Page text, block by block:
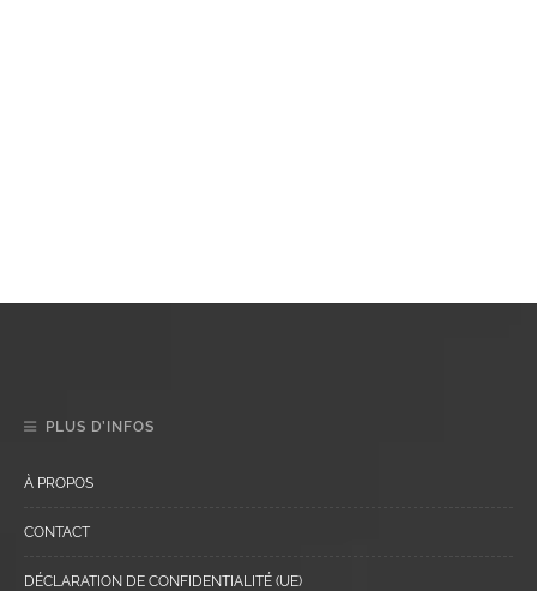
PLUS D’INFOS
À PROPOS
CONTACT
DÉCLARATION DE CONFIDENTIALITÉ (UE)